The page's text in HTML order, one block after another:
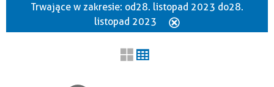
Szukana fraza
Trwające w zakresie: od 28. listopad 2023 do 28.
listopad 2023